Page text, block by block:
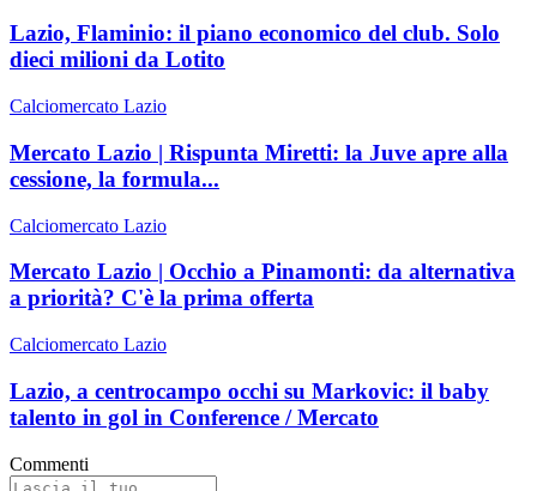
Lazio, Flaminio: il piano economico del club. Solo
dieci milioni da Lotito
Calciomercato Lazio
Mercato Lazio | Rispunta Miretti: la Juve apre alla
cessione, la formula...
Calciomercato Lazio
Mercato Lazio | Occhio a Pinamonti: da alternativa
a priorità? C'è la prima offerta
Calciomercato Lazio
Lazio, a centrocampo occhi su Markovic: il baby
talento in gol in Conference / Mercato
Commenti